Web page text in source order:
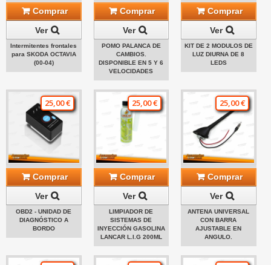
Comprar
Ver
Intermitentes frontales
para SKODA OCTAVIA
(00-04)
Comprar
Ver
POMO PALANCA DE
CAMBIOS.
DISPONIBLE EN 5 Y 6
VELOCIDADES
Comprar
Ver
KIT DE 2 MODULOS DE
LUZ DIURNA DE 8
LEDS
25,00 €
Comprar
Ver
OBD2 - UNIDAD DE
DIAGNÓSTICO A
BORDO
25,00 €
Comprar
Ver
LIMPIADOR DE
SISTEMAS DE
INYECCIÓN GASOLINA
LANCAR L.I.G 200ML
25,00 €
Comprar
Ver
ANTENA UNIVERSAL
CON BARRA
AJUSTABLE EN
ANGULO.